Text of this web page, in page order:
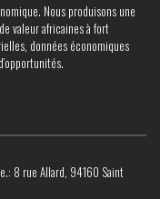
Nous produisons une
valeur africaines à fort
données économiques
8 rue Allard, 94160 Saint